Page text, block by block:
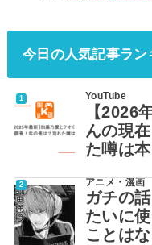
今日の人気記事ラン
YouTube
【2026
んの現
た噂は
アニメ・漫画
ガチの
たいに
ことは